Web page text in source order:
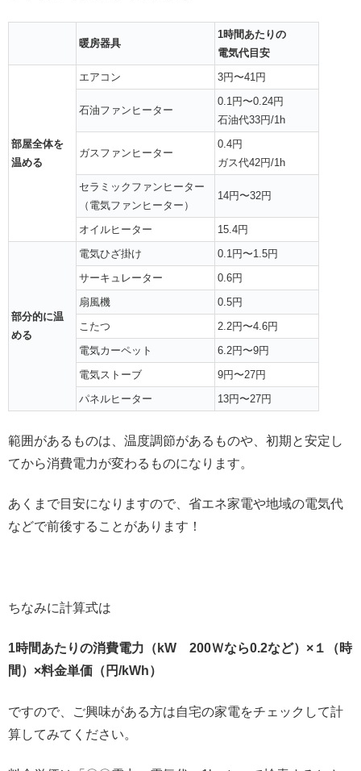
暖房器具
1時間あたりの
電気代目安
部屋全体を
温める
エアコン 3円〜41円
石油ファンヒーター
0.1円〜0.24円
石油代33円/1h
ガスファンヒーター
0.4円
ガス代42円/1h
セラミックファンヒーター
（電気ファンヒーター）
14円〜32円
オイルヒーター 15.4円
部分的に温
める
電気ひざ掛け
0.1円〜1.5円
サーキュレーター
0.6円
扇風機
0.5円
こたつ
2.2円〜4.6円
電気カーペット
6.2円〜9円
電気ストーブ
9円〜27円
パネルヒーター
13円〜27円
範囲があるものは、温度調節があるものや、初期と安定し
てから消費電力が変わるものになります。
あくまで目安になりますので、省エネ家電や地域の電気代
などで前後することがあります！
ちなみに計算式は
1時間あたりの消費電力（kW 200Ｗなら0.2など）×１（時
間）×料金単価（円/kWh）
ですので、ご興味がある方は自宅の家電をチェックして計
算してみてください。